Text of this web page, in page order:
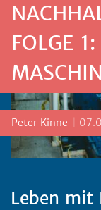
FOLGE
Posted by
Peter Kinne
Leben mit